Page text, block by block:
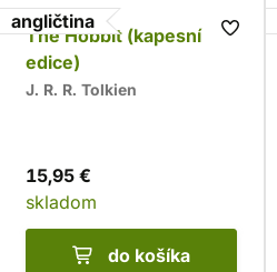
angličtina
The Hobbit (kapesní
edice)
J. R. R. Tolkien
15,95 €
skladom
do košíka